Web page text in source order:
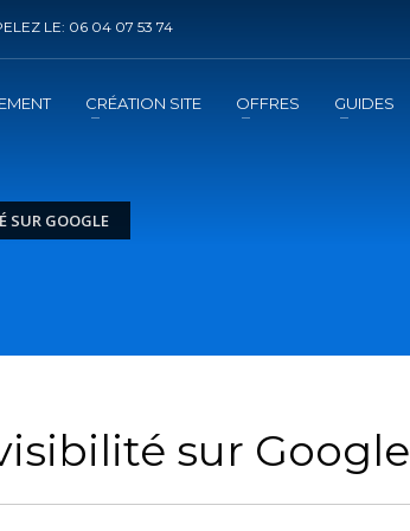
DE REFERENCEMENT ?
de
LE: 06 04 07 53 74
CRÉATION SITE OFFRES GUIDES
SUR GOOGLE
sur Google